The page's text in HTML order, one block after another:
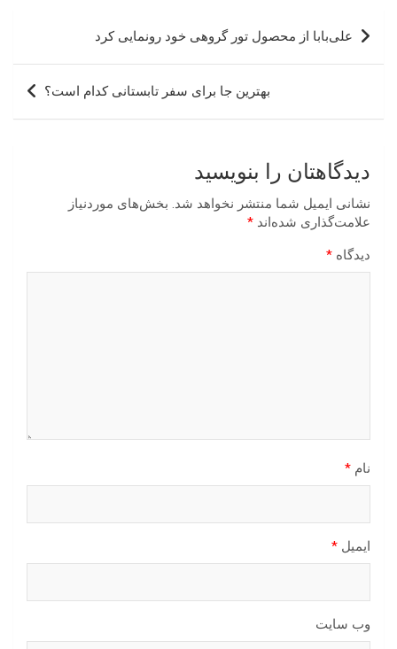
راهبری
نوشته
علی‌بابا از محصول تور گروهی خود رونمایی کرد
بهترین جا برای سفر تابستانی کدام است؟
دیدگاهتان را بنویسید
نشانی ایمیل شما منتشر نخواهد شد. بخش‌های موردنیاز
علامت‌گذاری شده‌اند *
دیدگاه *
نام *
ایمیل *
وب‌ سایت